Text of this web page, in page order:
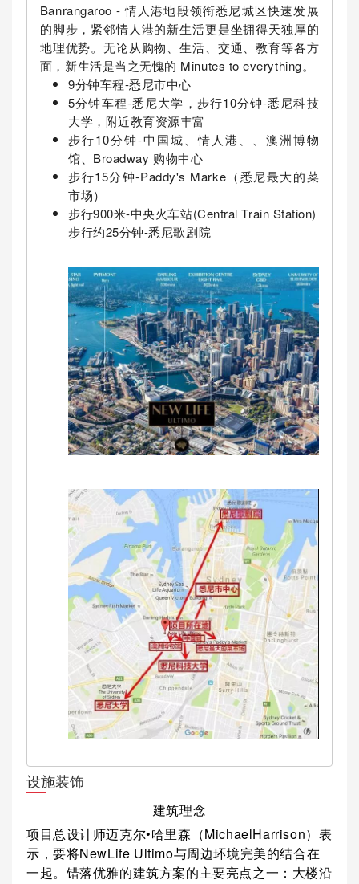
Banrangaroo - 情人港地段领衔悉尼城区快速发展
的脚步，紧邻情人港的新生活更是坐拥得天独厚的
地理优势。无论从购物、生活、交通、教育等各方
面，新生活是当之无愧的 Minutes to everything。
9分钟车程-悉尼市中心
5分钟车程-悉尼大学，步行10分钟-悉尼科技
大学，附近教育资源丰富
步行10分钟-中国城、情人港、、澳洲博物
馆、Broadway 购物中心
步行15分钟-Paddy's Marke（悉尼最大的菜
市场）
步行900米-中央火车站(Central Train Station)
步行约25分钟-悉尼歌剧院
设施装饰
建筑理念
项目总设计师迈克尔•哈里森（MichaelHarrison）表
示，要将NewLife Ultimo与周边环境完美的结合在
一起。错落优雅的建筑方案的主要亮点之一：大楼沿